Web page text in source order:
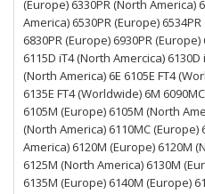
(Europe) 6330PR (North America)
America) 6530PR (Europe)
6830PR (Europe) 6930PR
6115D iT4 (North Amercica)
(North America) 6E 6105E FT4
6135E FT4 (Worldwide) 6M
6105M (Europe) 6105M (North
(North America) 6110MC (Europe)
America) 6120M (Europe) 6120M
6125M (North America) 6130M
6135M (Europe) 6140M (Europe)